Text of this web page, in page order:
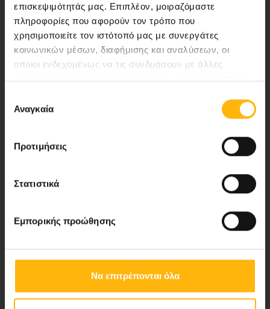
επισκεψιμότητάς μας. Επιπλέον, μοιραζόμαστε
πληροφορίες που αφορούν τον τρόπο που
χρησιμοποιείτε τον ιστότοπό μας με συνεργάτες
κοινωνικών μέσων, διαφήμισης και αναλύσεων, οι
οποίοι ενδεχομένως να τις συνδυάσουν με άλλες
πληροφορίες που τους έχετε παραχωρήσει ή τις οποίες
των υπηρεσιών τους.
συγκατάθεσης
Αναγκαία
Προτιμήσεις
Στατιστικά
Εμπορικής προώθησης
Να επιτρέπονται όλα
Αποστολή μας να παρέχουμε υψηλής
ποιότητας ολοκληρωμένες υπηρεσίες
υγείας.
Email:info@iaso.gr